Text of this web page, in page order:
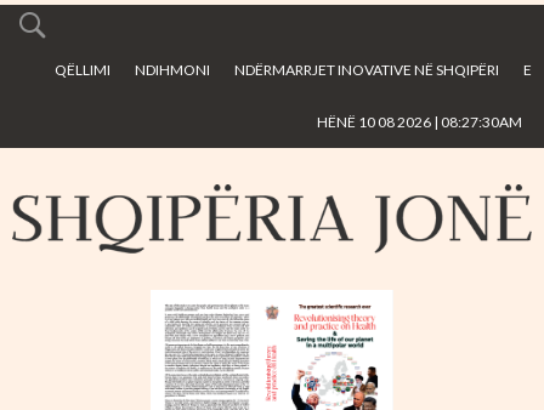
main
QËLLIMI NDIHMONI NDËRMARRJET INOVATIVE NË SHQIPËRI E
HËNË 10 08 2026 | 08:27:30AM